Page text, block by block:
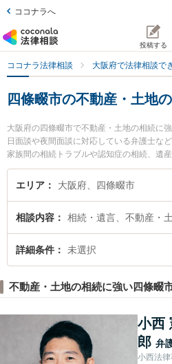
ココナラへ
投稿する
ココナラ法律相談 大阪府で法律相談で
四條畷市の不動産・土地
大阪府の四條畷市で不動産・土地の相続に
日面談や夜間面談に対応している弁護士な
家族間の相続トラブルや認知症の相続、遺
検索もでき便利です。特にYOU法律事務所
所の豊芦 弘弁護士のプロフィール情報や弁
な近くの弁護士を検索したい』『初回相談
談できる四條畷市内の弁護士に相談予約し
おすすめです。
エリア 大阪府、四條畷市
相談内容 相続・遺言、不動産・
詳細条件 未選択
不動産・土地の相続に強い四條畷
小西
郎 弁
小西法